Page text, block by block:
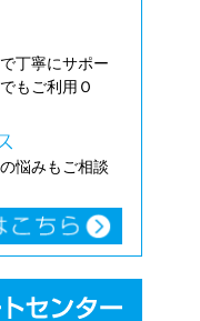
丁寧にサポー
もご利用Ｏ
悩みもご相談